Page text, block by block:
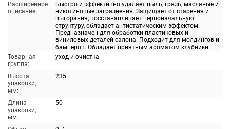
Расширенное
описание:
Быстро и эффективно удаляет пыль, грязь, масляные и
никотиновые загрязнения. Защищает от старения и
выгорания, восстанавливает первоначальную
структуру, обладает антистатическим эффектом.
Предназначен для обработки пластиковых и
виниловых деталей салона. Подходит для молдингов и
бамперов. Обладает приятным ароматом клубники.
Товарная
группа:
уход и очистка
Высота
упаковки,
мм:
235
Длина
упаковки,
мм:
50